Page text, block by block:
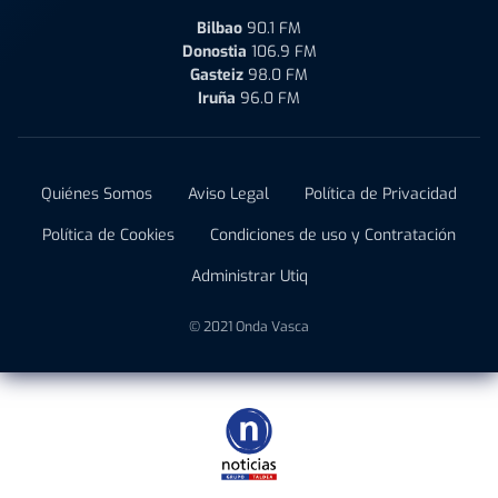
Bilbao 90.1 FM
Donostia 106.9 FM
Gasteiz 98.0 FM
Iruña 96.0 FM
Quiénes Somos Aviso Legal
Política de Privacidad
Política de Cookies
Condiciones de uso y Contratación
Administrar Utiq
© 2021 Onda Vasca